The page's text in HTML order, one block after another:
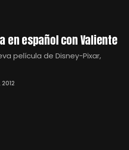
en español con Valiente
película de Disney-Pixar,